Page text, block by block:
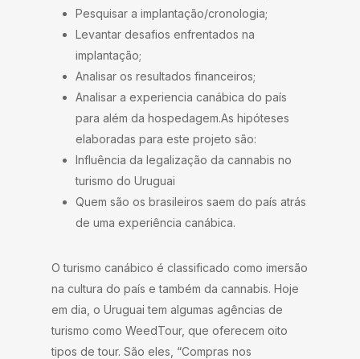
Pesquisar a implantação/cronologia;
Levantar desafios enfrentados na
implantação;
Analisar os resultados financeiros;
Analisar a experiencia canábica do país
para além da hospedagem.As hipóteses
elaboradas para este projeto são:
Influência da legalização da cannabis no
turismo do Uruguai
Quem são os brasileiros saem do país atrás
de uma experiência canábica.
O turismo canábico é classificado como imersão
na cultura do país e também da cannabis. Hoje
em dia, o Uruguai tem algumas agências de
turismo como WeedTour, que oferecem oito
tipos de tour. São eles, “Compras nos